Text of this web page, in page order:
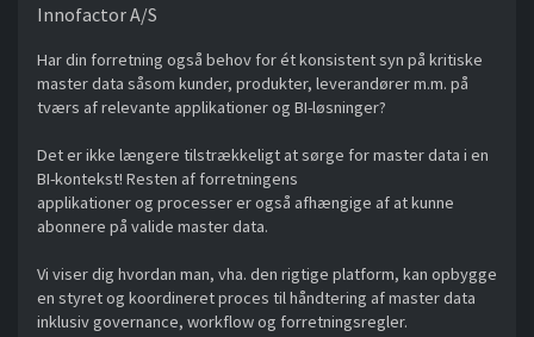
Innofactor A/S
Har din forretning også behov for ét konsistent syn på kritiske
master data såsom kunder, produkter, leverandører m.m. på
tværs af relevante applikationer og BI-løsninger?
Det er ikke længere tilstrækkeligt at sørge for master data i en
BI-kontekst! Resten af forretningens
applikationer og processer er også afhængige af at kunne
abonnere på valide master data.
Vi viser dig hvordan man, vha. den rigtige platform, kan opbygge
en styret og koordineret proces til håndtering af master data
inklusiv governance, workflow og forretningsregler.